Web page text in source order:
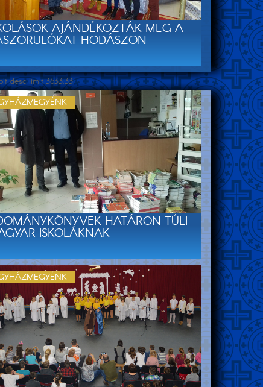
AJÁNDÉKOZTÁK MEG A
HODÁSZON
desc limit 3633,33
HATÁRON TÚLI
ISKOLÁKNAK